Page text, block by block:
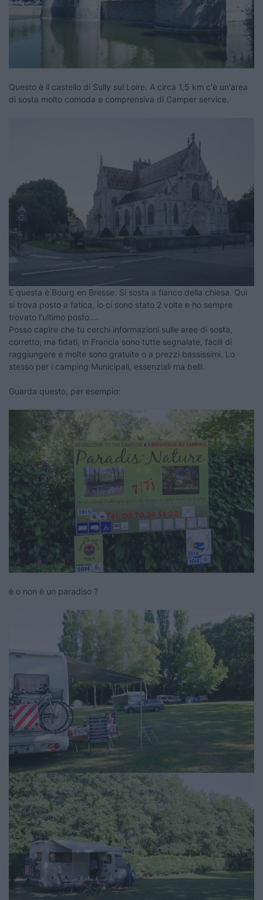
Questo è il castello di Sully sul Loire. A circa 1,5 km c'è un'area
di sosta molto comoda e comprensiva di Camper service.
E questa è Bourg en Bresse. Si sosta a fianco della chiesa. Qui
si trova posto a fatica, io ci sono stato 2 volte e ho sempre
trovato l'ultimo posto....
Posso capire che tu cerchi informazioni sulle aree di sosta,
corretto, ma fidati, in Francia sono tutte segnalate, facili di
raggiungere e molte sono gratuite o a prezzi bassissimi. Lo
stesso per i camping Municipali, essenziali ma belli.
Guarda questo, per esempio:
è o non è un paradiso ?